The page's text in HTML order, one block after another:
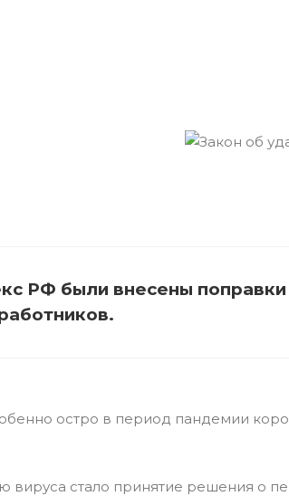
РФ были внесены поправки
остро в период пандемии
стало принятие решения о